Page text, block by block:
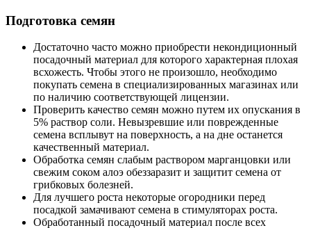
Подготовка семян
Достаточно часто можно приобрести некондиционный
посадочный материал для которого характерная плохая
всхожесть. Чтобы этого не произошло, необходимо
покупать семена в специализированных магазинах или
по наличию соответствующей лицензии.
Проверить качество семян можно путем их опускания в
5% раствор соли. Невызревшие или поврежденные
семена всплывут на поверхность, а на дне останется
качественный материал.
Обработка семян слабым раствором марганцовки или
свежим соком алоэ обеззаразит и защитит семена от
грибковых болезней.
Для лучшего роста некоторые огородники перед
посадкой замачивают семена в стимуляторах роста.
Обработанный посадочный материал после всех